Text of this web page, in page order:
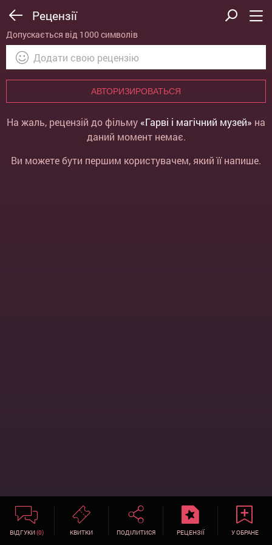
Рецензії
Допускається від 1000 символів
АВТОРИЗИРОВАТЬСЯ
На жаль, рецензій до фільму «Гарві і магічний музей» на
даний момент немає.
Ви можете бути першим користувачем, який її напише.
ВІДГУКИ(0) КВИТКИ ПОДІЛИТИСЯ РЕЦЕНЗІЇ У ОБРАНЕ